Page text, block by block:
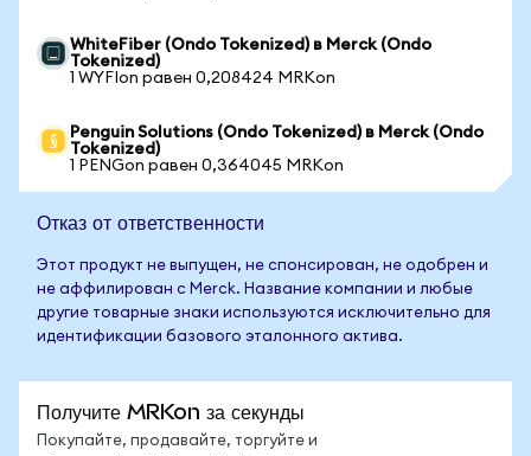
WhiteFiber (Ondo Tokenized) в Merck (Ondo
Tokenized)
1 WYFIon равен 0,208424 MRKon
Penguin Solutions (Ondo Tokenized) в Merck (Ondo
Tokenized)
1 PENGon равен 0,364045 MRKon
Отказ от ответственности
Этот продукт не выпущен, не спонсирован, не одобрен и
не аффилирован с Merck. Название компании и любые
другие товарные знаки используются исключительно для
идентификации базового эталонного актива.
Получите MRKon за секунды
Покупайте, продавайте, торгуйте и